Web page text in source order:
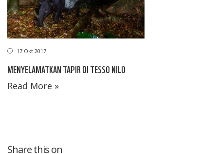
17 Okt 2017
MENYELAMATKAN TAPIR DI TESSO NILO
Read More »
Share this on